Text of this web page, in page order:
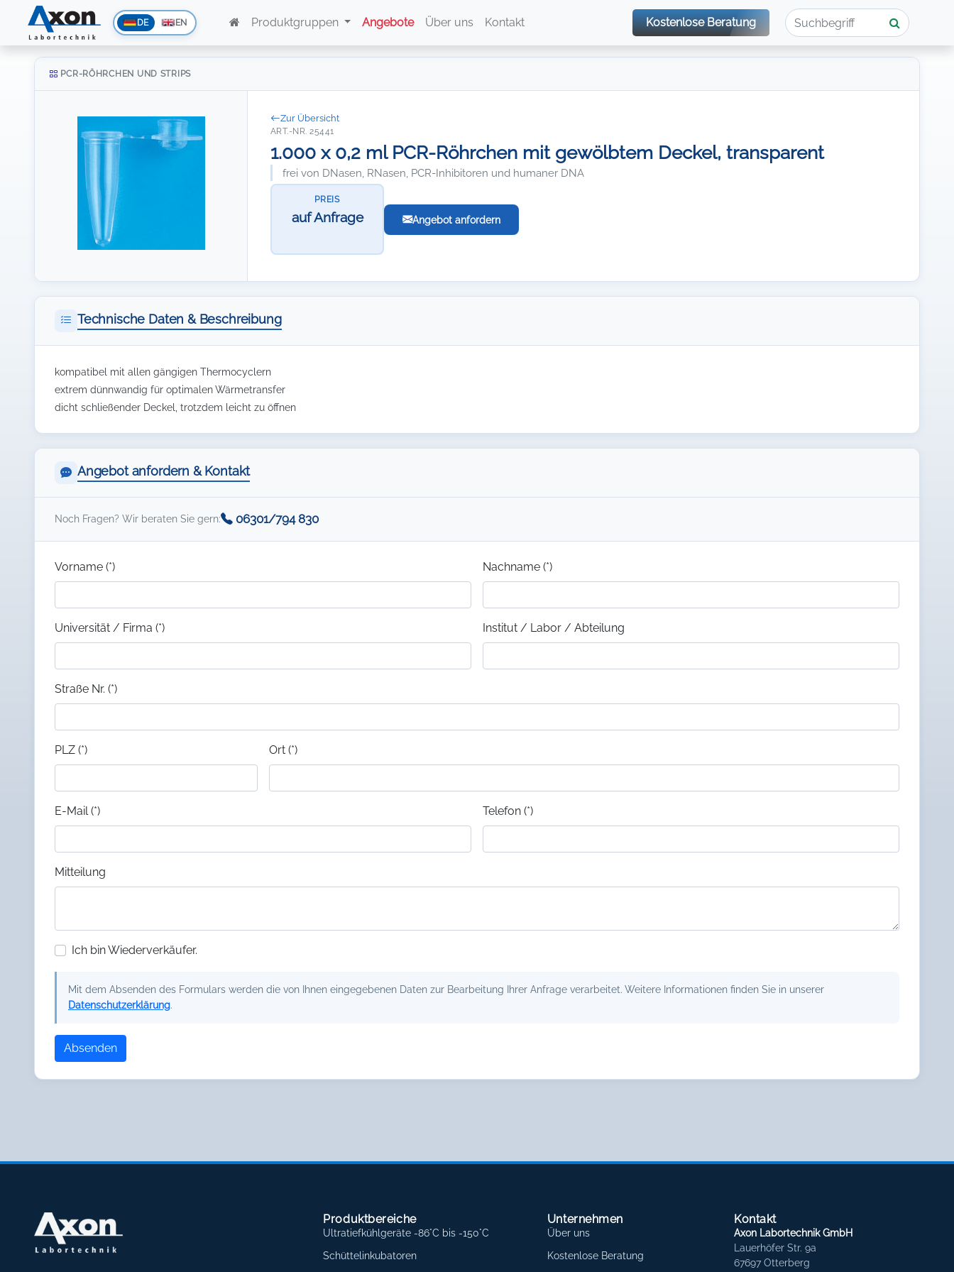
DE EN Produktgruppen Angebote Über uns Kontakt Kostenlose Beratung
PCR-RÖHRCHEN UND STRIPS
Zur Übersicht
ART.-NR. 25441
1.000 x 0,2 ml PCR-Röhrchen mit gewölbtem Deckel, transparent
frei von DNasen, RNasen, PCR-Inhibitoren und humaner DNA
PREIS
auf Anfrage Angebot anfordern
Technische Daten & Beschreibung
kompatibel mit allen gängigen Thermocyclern
extrem dünnwandig für optimalen Wärmetransfer
dicht schließender Deckel, trotzdem leicht zu öffnen
Angebot anfordern & Kontakt
Noch Fragen? Wir beraten Sie gern: 06301/794 830
Vorname (*) Nachname (*)
Universität / Firma (*) Institut / Labor / Abteilung
Straße Nr. (*)
PLZ (*) Ort (*)
E-Mail (*) Telefon (*)
Mitteilung
Ich bin Wiederverkäufer.
Mit dem Absenden des Formulars werden die von Ihnen eingegebenen Daten zur Bearbeitung Ihrer Anfrage verarbeitet. Weitere Informationen finden Sie in unserer
Datenschutzerklärung.
Absenden
Produktbereiche
Ultratiefkühlgeräte -86°C bis -150°C
Schüttelinkubatoren
Unternehmen
Über uns
Kostenlose Beratung
Kontakt
Axon Labortechnik GmbH
Lauerhöfer Str. 9a
67697 Otterberg